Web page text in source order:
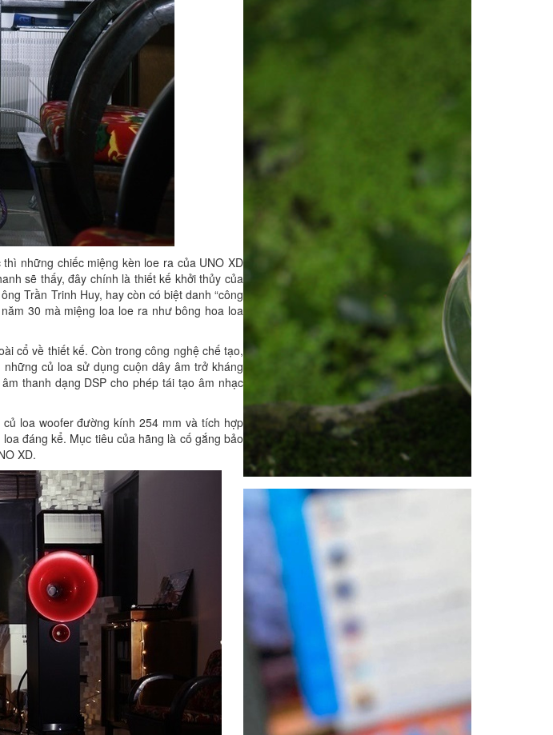
những chiếc miệng kèn loe ra của UNO XD
sẽ thấy, đây chính là thiết kế khởi thủy của
Trần Trinh Huy, hay còn có biệt danh “công
30 mà miệng loa loe ra như bông hoa loa
cổ về thiết kế. Còn trong công nghệ chế tạo,
củ loa sử dụng cuộn dây âm trở kháng
thanh dạng DSP cho phép tái tạo âm nhạc
loa woofer đường kính 254 mm và tích hợp
đáng kể. Mục tiêu của hãng là cố gắng bảo
XD.